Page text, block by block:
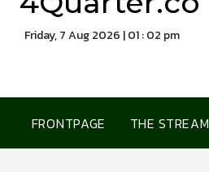
Friday, 7 Aug 2026 | 01 : 02 pm
FRONTPAGE THE STREAM